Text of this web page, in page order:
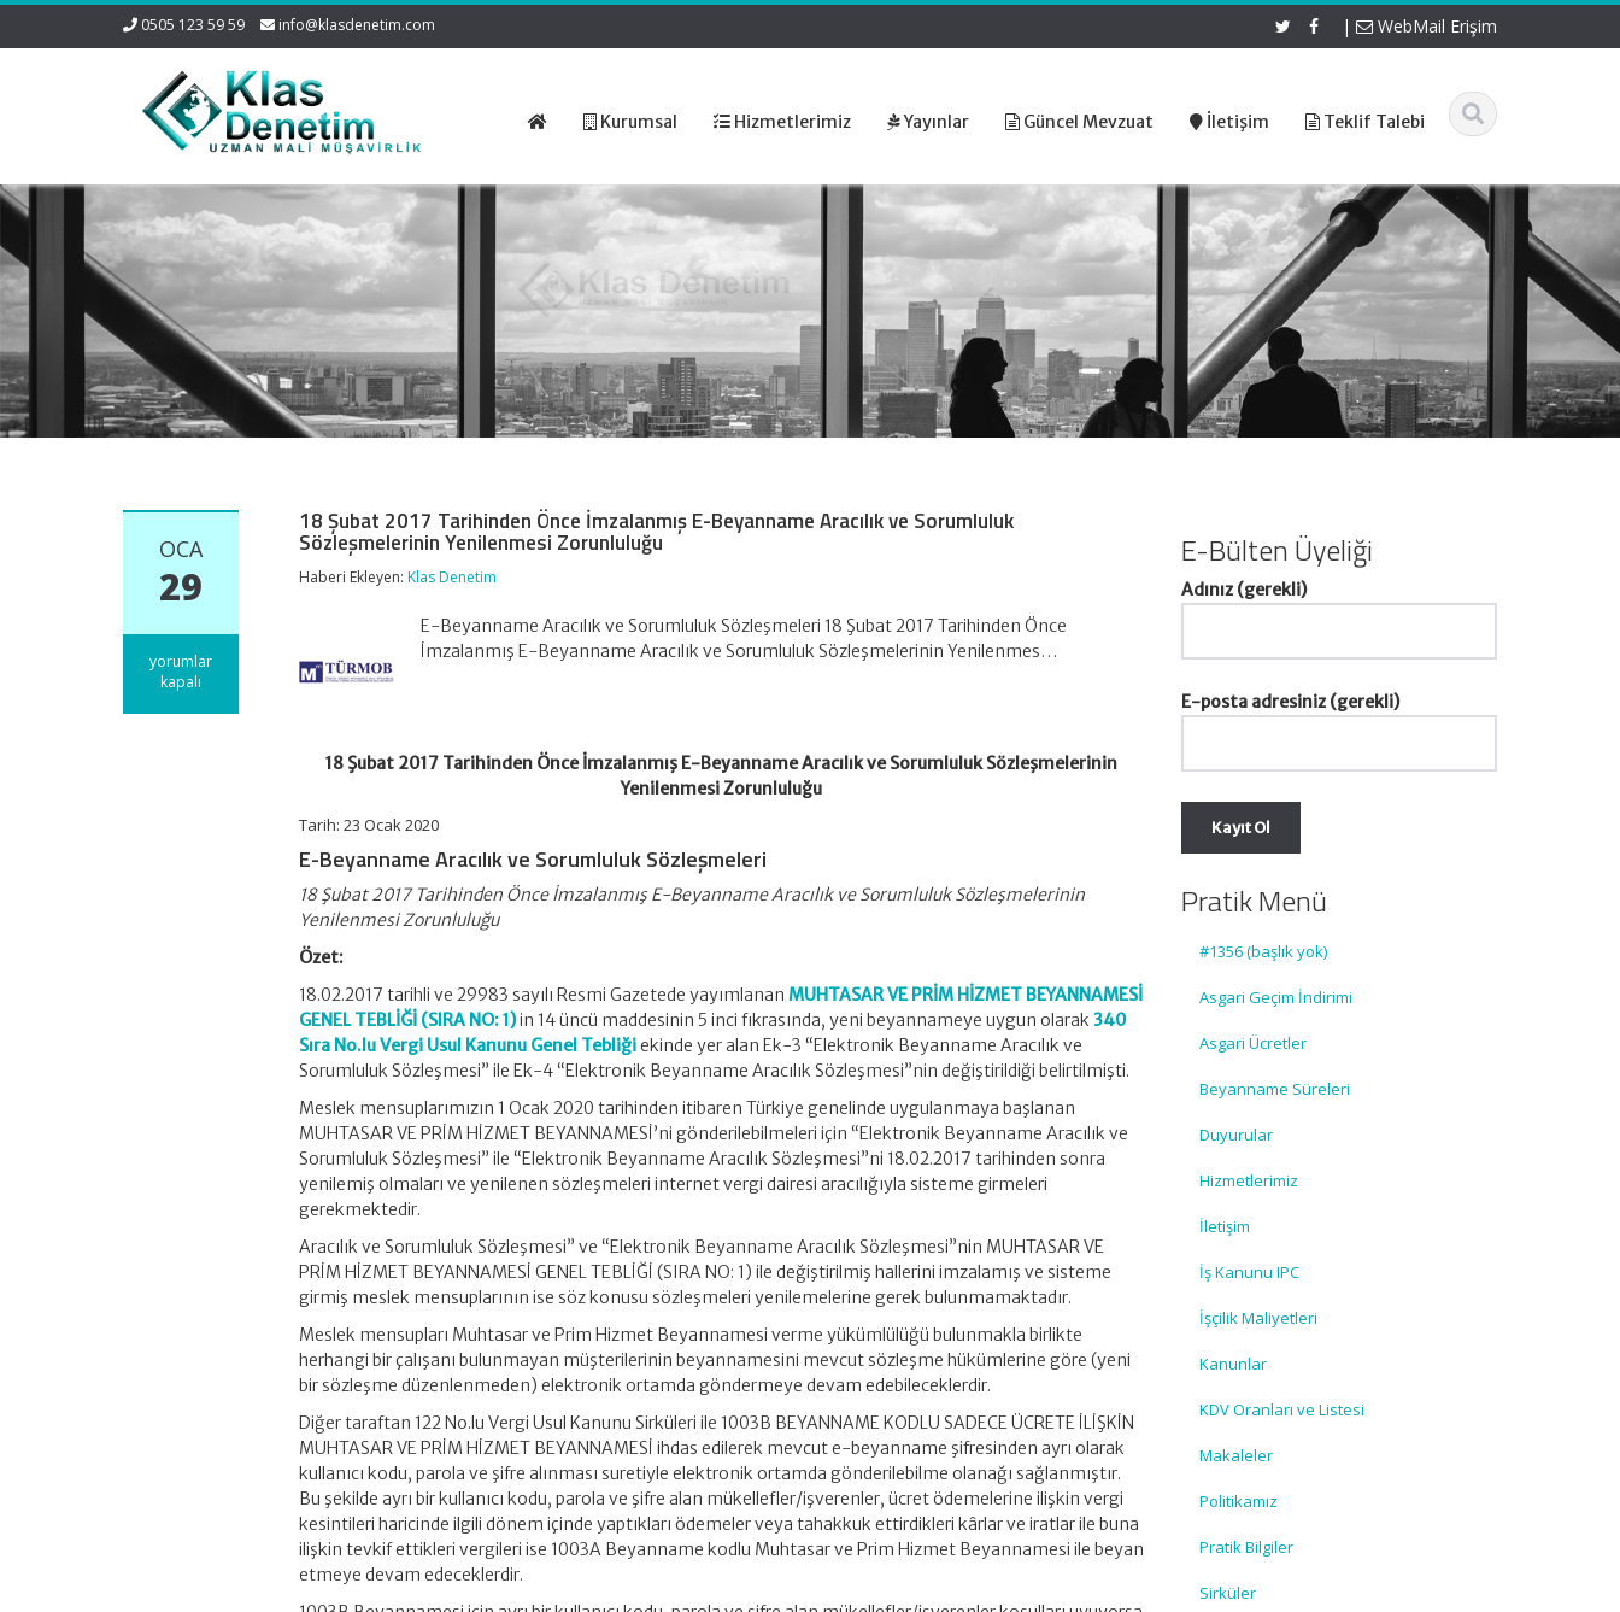
0505 123 59 59 info@klasdenetim.com | WebMail Erişim
Kurumsal Hizmetlerimiz Yayınlar Güncel Mevzuat İletişim Teklif Talebi
OCA
29
18
Şubat
yorumlar
kapalı
18 Şubat 2017 Tarihinden Önce İmzalanmış E-Beyanname Aracılık ve Sorumluluk
Sözleşmelerinin Yenilenmesi Zorunluluğu
Haberi Ekleyen:Klas Denetim
E-Beyanname Aracılık ve Sorumluluk Sözleşmeleri 18 Şubat 2017 Tarihinden Önce
İmzalanmış E-Beyanname Aracılık ve Sorumluluk Sözleşmelerinin Yenilenmes…
18 Şubat 2017 Tarihinden Önce İmzalanmış E-Beyanname Aracılık ve Sorumluluk Sözleşmelerinin
Yenilenmesi Zorunluluğu
Tarih: 23 Ocak 2020
E-Beyanname Aracılık ve Sorumluluk Sözleşmeleri
18 Şubat 2017 Tarihinden Önce İmzalanmış E-Beyanname Aracılık ve Sorumluluk Sözleşmelerinin
Yenilenmesi Zorunluluğu
Özet:
18.02.2017 tarihli ve 29983 sayılı Resmi Gazetede yayımlananMUHTASAR VE PRİM HİZMET BEYANNAMESİ
GENEL TEBLİĞİ (SIRA NO: 1)in 14 üncü maddesinin 5 inci fıkrasında, yeni beyannameye uygun olarak340
Sıra No.lu Vergi Usul Kanunu Genel Tebliğiekinde yer alan Ek-3 “Elektronik Beyanname Aracılık ve
Sorumluluk Sözleşmesi” ile Ek-4 “Elektronik Beyanname Aracılık Sözleşmesi”nin değiştirildiği belirtilmişti.
Meslek mensuplarımızın 1 Ocak 2020 tarihinden itibaren Türkiye genelinde uygulanmaya başlanan
MUHTASAR VE PRİM HİZMET BEYANNAMESİ’ni gönderilebilmeleri için “Elektronik Beyanname Aracılık ve
Sorumluluk Sözleşmesi” ile “Elektronik Beyanname Aracılık Sözleşmesi”ni 18.02.2017 tarihinden sonra
yenilemiş olmaları ve yenilenen sözleşmeleri internet vergi dairesi aracılığıyla sisteme girmeleri
gerekmektedir.
Aracılık ve Sorumluluk Sözleşmesi” ve “Elektronik Beyanname Aracılık Sözleşmesi”nin MUHTASAR VE
PRİM HİZMET BEYANNAMESİ GENEL TEBLİĞİ (SIRA NO: 1) ile değiştirilmiş hallerini imzalamış ve sisteme
girmiş meslek mensuplarının ise söz konusu sözleşmeleri yenilemelerine gerek bulunmamaktadır.
Meslek mensupları Muhtasar ve Prim Hizmet Beyannamesi verme yükümlülüğü bulunmakla birlikte
herhangi bir çalışanı bulunmayan müşterilerinin beyannamesini mevcut sözleşme hükümlerine göre (yeni
bir sözleşme düzenlenmeden) elektronik ortamda göndermeye devam edebileceklerdir.
Diğer taraftan 122 No.lu Vergi Usul Kanunu Sirküleri ile 1003B BEYANNAME KODLU SADECE ÜCRETE İLİŞKİN
MUHTASAR VE PRİM HİZMET BEYANNAMESİ ihdas edilerek mevcut e-beyanname şifresinden ayrı olarak
kullanıcı kodu, parola ve şifre alınması suretiyle elektronik ortamda gönderilebilme olanağı sağlanmıştır.
Bu şekilde ayrı bir kullanıcı kodu, parola ve şifre alan mükellefler/işverenler, ücret ödemelerine ilişkin vergi
kesintileri haricinde ilgili dönem içinde yaptıkları ödemeler veya tahakkuk ettirdikleri kârlar ve iratlar ile buna
ilişkin tevkif ettikleri vergileri ise 1003A Beyanname kodlu Muhtasar ve Prim Hizmet Beyannamesi ile beyan
etmeye devam edeceklerdir.
E-Bülten Üyeliği
Adınız (gerekli)
E-posta adresiniz (gerekli)
Pratik Menü
#1356 (başlık yok)
Asgari Geçim İndirimi
Asgari Ücretler
Beyanname Süreleri
Duyurular
Hizmetlerimiz
İletişim
İş Kanunu IPC
İşçilik Maliyetleri
Kanunlar
KDV Oranları ve Listesi
Makaleler
Politikamız
Pratik Bilgiler
Sirküler